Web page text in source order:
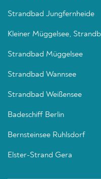
Strandbad Jungfernheide
Kleiner Müggelsee,
Strandbad Müggelsee
Strandbad Wannsee
Strandbad Weißensee
Badeschiff Berlin
Bernsteinsee Ruhlsdorf
Elster-Strand Gera